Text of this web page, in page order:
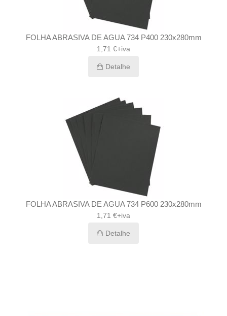
FOLHA ABRASIVA DE AGUA 734 P400 230x280mm
1,71 €+iva
Detalhe
FOLHA ABRASIVA DE AGUA 734 P600 230x280mm
1,71 €+iva
Detalhe